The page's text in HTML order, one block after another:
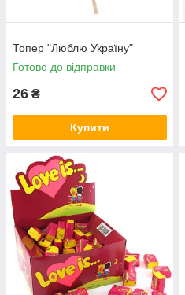
Топер "Люблю Україну"
Готово до відправки
26 ₴
Купити